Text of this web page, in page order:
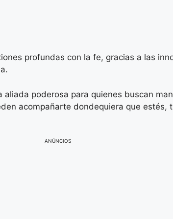
profundas con la fe, gracias a las
poderosa para quienes buscan
acompañarte dondequiera que estés,
ANÚNCIOS